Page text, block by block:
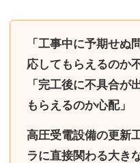
「工事中に予期せぬ
応してもらえるのか
「完工後に不具合が
もらえるのか心配」
高圧受電設備の更新
ラに直接関わる大き